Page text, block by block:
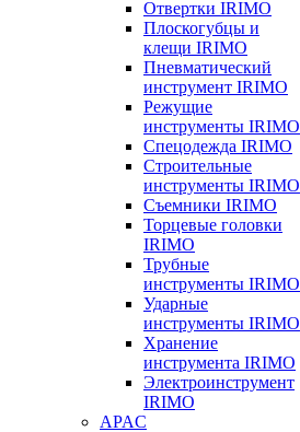
Отвертки IRIMO
Плоскогубцы и
клещи IRIMO
Пневматический
инструмент IRIMO
Режущие
инструменты IRIMO
Спецодежда IRIMO
Строительные
инструменты IRIMO
Съемники IRIMO
Торцевые головки
IRIMO
Трубные
инструменты IRIMO
Ударные
инструменты IRIMO
Хранение
инструмента IRIMO
Электроинструмент
IRIMO
APAC